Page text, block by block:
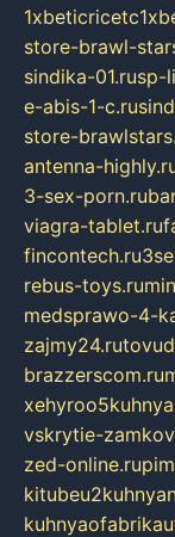
store-brawl-
sindika-01.rusp-
e-abis-1-c.ru
store-
antenna-
3-sex-porn.ru
viagra-tablet.ru
fincontech.ru
rebus-toys.ru
medsprawo-4-
zajmy24.ru
brazzerscom.ru
vskrytie-
zed-online.ru